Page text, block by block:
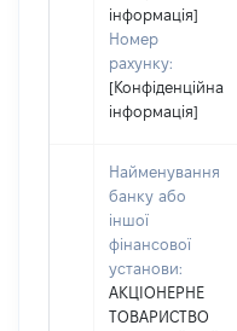
інформація]
Номер
рахунку:
[Конфіденційна
інформація]
Найменування
банку або
іншої
фінансової
установи:
АКЦІОНЕРНЕ
ТОВАРИСТВО